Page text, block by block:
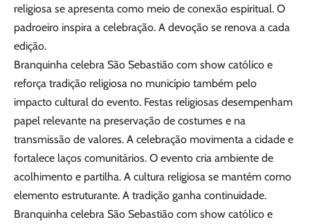
religiosa se apresenta como meio de conexão espiritual. O
padroeiro inspira a celebração. A devoção se renova a cada
edição.
Branquinha celebra São Sebastião com show católico e
reforça tradição religiosa no município também pelo
impacto cultural do evento. Festas religiosas desempenham
papel relevante na preservação de costumes e na
transmissão de valores. A celebração movimenta a cidade e
fortalece laços comunitários. O evento cria ambiente de
acolhimento e partilha. A cultura religiosa se mantém como
elemento estruturante. A tradição ganha continuidade.
Branquinha celebra São Sebastião com show católico e